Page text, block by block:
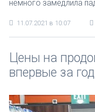
немного замедлила
11.07.2021 в 10:07
Цены на
впервые за